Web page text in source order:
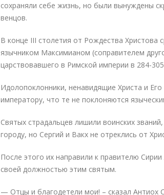
сохраняли себе жизнь, но были вынуждены
венцов.
В конце III столетия от Рождества Христова
язычником Максимианом (соправителем
царствовавшего в Римской империи в 284-
Идолопоклонники, ненавидящие Христа и
императору, что те не поклоняются
Святых страдальцев лишили воинских
городу, но Сергий и Вакх не отреклись от
После этого их направили к правителю
своей должностью этим святым.
— Отцы и благодетели мои! – сказал Антиох